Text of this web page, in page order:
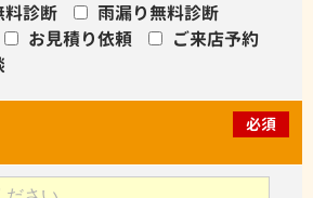
料診断
雨漏り無料診断
お見積り依頼
ご来店予約
必須